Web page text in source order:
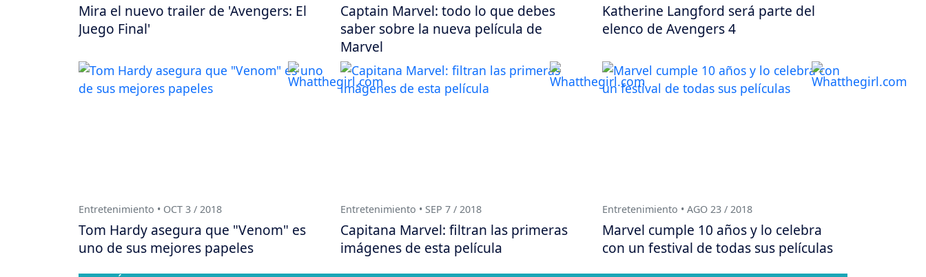
Mira el nuevo trailer de 'Avengers: El
Juego Final'
Captain Marvel: todo lo que debes
saber sobre la nueva película de
Marvel
Katherine Langford será parte del
elenco de Avengers 4
Entretenimiento • OCT 3 / 2018
Tom Hardy asegura que "Venom" es
uno de sus mejores papeles
Entretenimiento • SEP 7 / 2018
Capitana Marvel: filtran las primeras
imágenes de esta película
Entretenimiento • AGO 23 / 2018
Marvel cumple 10 años y lo celebra
con un festival de todas sus películas